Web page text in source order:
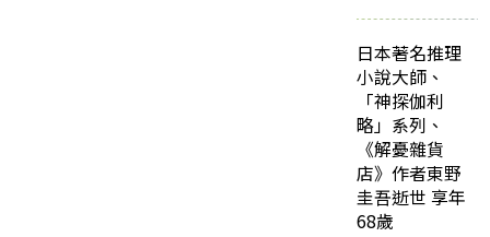
日本著名推理
小說大師、
「神探伽利
略」系列、
《解憂雜貨
店》作者東野
圭吾逝世 享年
68歲